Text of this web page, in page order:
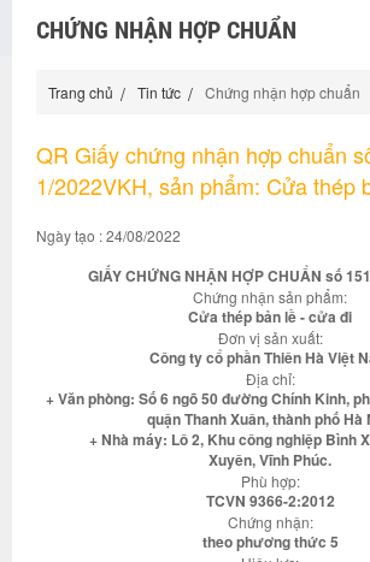
CHỨNG NHẬN HỢP CHUẨN
Trang chủ Tin tức Chứng nhận hợp chuẩn
QR Giấy chứng nhận hợp chuẩn
1/2022VKH, sản phẩm: Cửa thép
Ngày tạo : 24/08/2022
GIẤY CHỨNG NHẬN HỢP CHUẨN số
Chứng nhận sản phẩm:
Cửa thép bản lề - cửa đi
Đơn vị sản xuất:
Công ty cổ phần Thiên Hà Việt
Địa chỉ:
+ Văn phòng: Số 6 ngõ 50 đường Chính Kinh,
quận Thanh Xuân, thành phố Hà
+ Nhà máy: Lô 2, Khu công nghiệp Bình
Xuyên, Vĩnh Phúc.
Phù hợp:
TCVN 9366-2:2012
Chứng nhận:
theo phương thức 5